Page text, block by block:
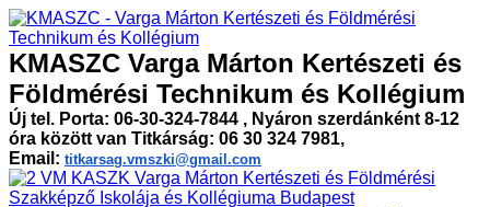
KMASZC Varga Márton Kertészeti és
Földmérési Technikum és Kollégium
Új tel. Porta: 06-30-324-7844 , Nyáron szerdánként 8-12
óra között van Titkárság: 06 30 324 7981,
Email: titkarsag.vmszki@gmail.com